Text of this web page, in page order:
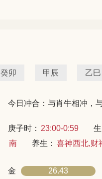
癸卯 甲辰 乙巳
今日冲合：与肖牛相冲，
庚子时： 23:00-0:59 生
南
养生： 喜神西北,财
金 26.43